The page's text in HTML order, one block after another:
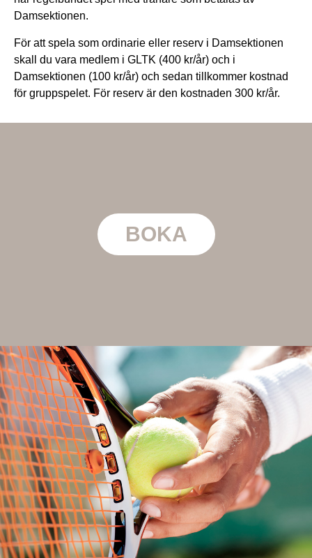
Damsektionen.
För att spela som ordinarie eller reserv i Damsektionen
skall du vara medlem i GLTK (400 kr/år) och i
Damsektionen (100 kr/år) och sedan tillkommer kostnad
för gruppspelet. För reserv är den kostnaden 300 kr/år.
BOKA